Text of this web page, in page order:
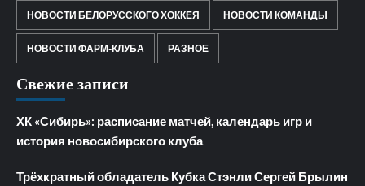
НОВОСТИ БЕЛОРУССКОГО ХОККЕЯ НОВОСТИ КОМАНДЫ
НОВОСТИ ФАРМ-КЛУБА РАЗНОЕ
Свежие записи
ХК «Сибирь»: расписание матчей, календарь игр и
история новосибирского клуба
Трёхкратный обладатель Кубка Стэнли Сергей Брылин